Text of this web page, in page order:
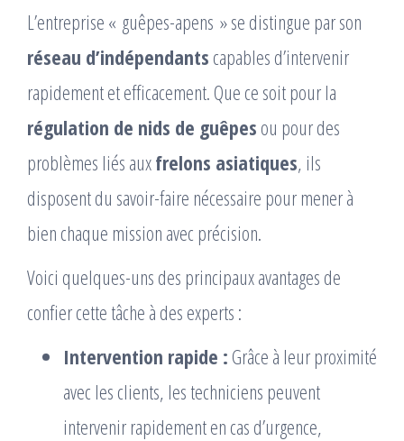
L’entreprise « guêpes-apens » se distingue par son
réseau d’indépendants capables d’intervenir
rapidement et efficacement. Que ce soit pour la
régulation de nids de guêpes ou pour des
problèmes liés auxfrelons asiatiques, ils
disposent du savoir-faire nécessaire pour mener à
bien chaque mission avec précision.
Voici quelques-uns des principaux avantages de
confier cette tâche à des experts :
Intervention rapide : Grâce à leur proximité
avec les clients, les techniciens peuvent
intervenir rapidement en cas d’urgence,